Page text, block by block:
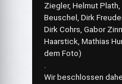
Ziegler, Helmut
Beuschel, Dirk
Dirk Cohrs, Gabor
Haarstick, Mathias
dem Foto)
.
Wir beschlossen